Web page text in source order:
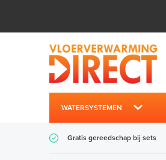
WATERSYSTEMEN
Gratis gereedschap bij sets